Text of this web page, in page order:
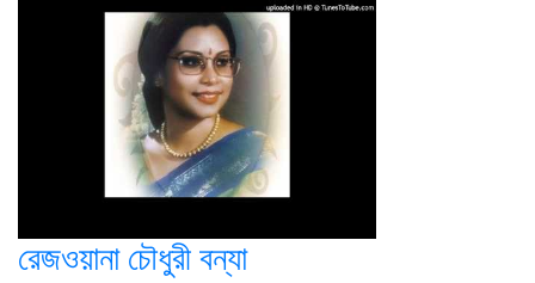
রেজওয়ানা চৌধুরী বন্যা